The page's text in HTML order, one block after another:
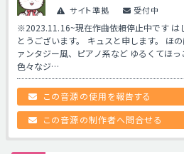
サイト準拠 受付中
※2023.11.16~現在作曲依頼停止中です は
とうございます。 キュスと申します。 ほ
ァンタジー風、ピアノ系など ゆるくてほ
色々なジ…
この音源の使用を報告する
この音源の制作者へ問合せる